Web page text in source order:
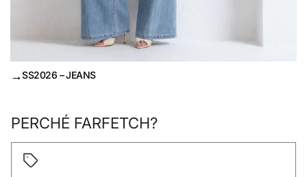
→SS2026 – JEANS
PERCHÉ FARFETCH?